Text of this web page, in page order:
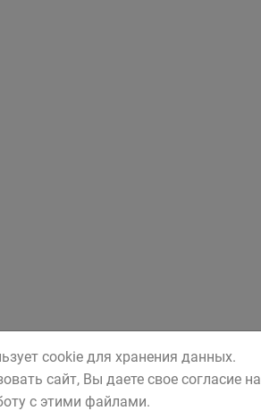
cookie для хранения данных.
сайт, Вы даете свое согласие на
с этими файлами.